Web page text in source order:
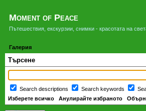
Moment of Peace
Пътешествия, екскурзии, снимки - красотата на
Галерия
Търсене
Search descriptions Search keywords
Изберете всичко
Анулирайте избраното